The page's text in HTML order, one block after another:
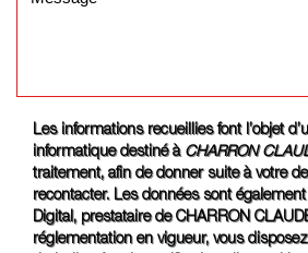
Les informations recueillies font l’objet
informatique destiné à
CHARRON
traitement, afin de donner suite à votre
recontacter. Les données sont
Digital, prestataire de CHARRON CLAUDE. Conformément à la
réglementation en vigueur, vous